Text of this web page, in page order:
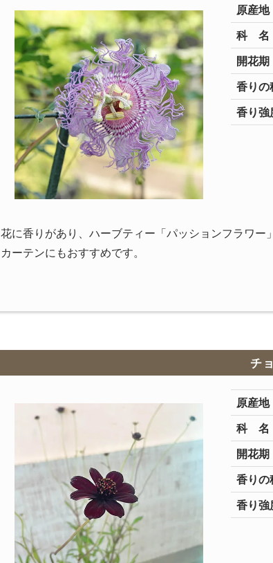
原産地
科 名
開花期
香りの
香り強
花に香りがあり、ハーブティー「パッションフラワ
カーテンにもおすすめです。
チ
原産地
科 名
開花期
香りの
香り強